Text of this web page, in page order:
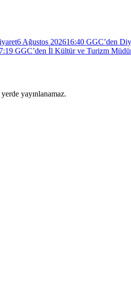
6 Ağustos 202616:40 GGC’den
GGC’den İl Kültür ve Turizm
yayınlanamaz.